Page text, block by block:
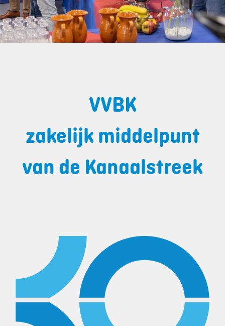
VVBK
zakelijk middelpunt
van de Kanaalstreek